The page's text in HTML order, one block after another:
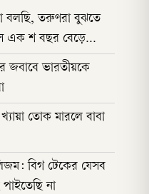
বলছি, তরুণরা বুঝতে
এক শ বছর বেড়ে
জবাবে ভারতীয়কে
খ্যায়া তোক মারলে বাবা
বিগ টেকের যেসব
না